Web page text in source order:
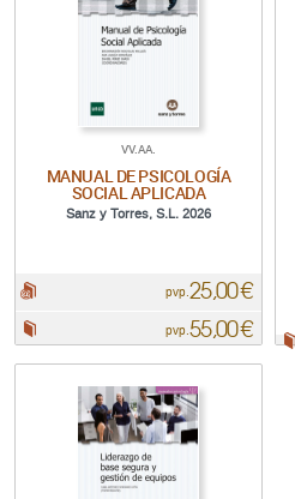
VV.AA.
MANUAL DE PSICOLOGÍA
SOCIAL APLICADA
Sanz y Torres, S.L. 2026
pvp. 25,00 €
pvp.55,00 €